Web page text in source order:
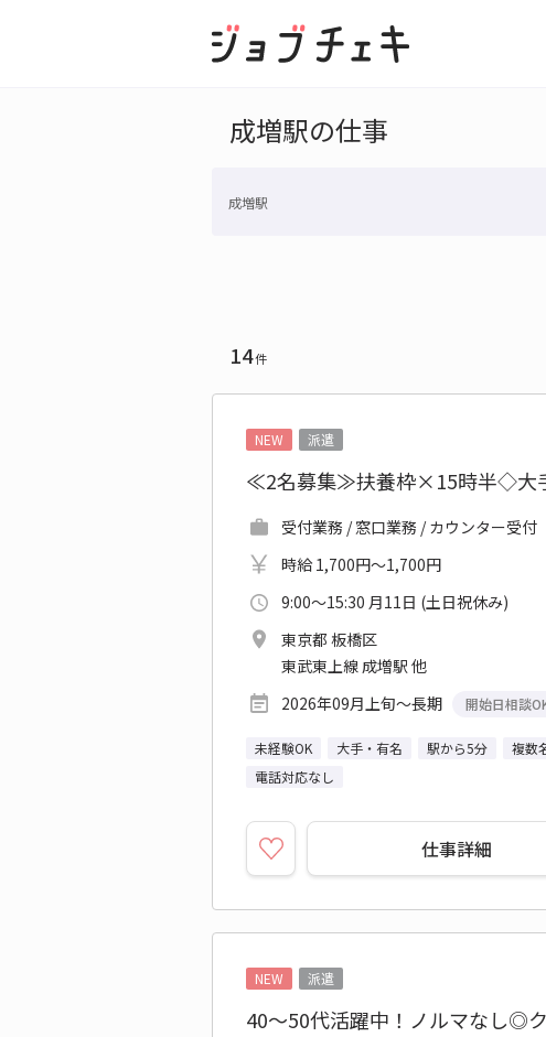
成増駅の仕事
成増駅
14件
NEW 派遣
≪2名募集≫扶養枠×15時半◇大
受付業務 / 窓口業務 / カウンター受付
時給 1,700円～1,700円
9:00～15:30 月11日 (土日祝休み)
東京都 板橋区
東武東上線 成増駅 他
2026年09月上旬～長期
開始日相談
未経験OK 大手・有名 駅から5分 複数
電話対応なし
仕事詳細
NEW 派遣
40～50代活躍中！ノルマなし◎